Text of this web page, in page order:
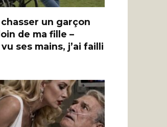
un garçon
de ma fille –
vu ses mains, j’ai failli